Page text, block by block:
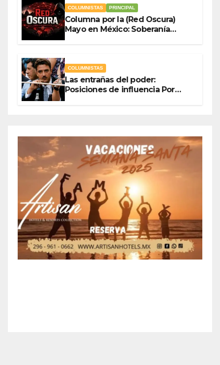
COLUMNISTAS PRINCIPAL
Columna por la (Red Oscura)
Mayo en México: Soberanía
COLUMNISTAS
Las entrañas del poder:
Posiciones de influencia Por